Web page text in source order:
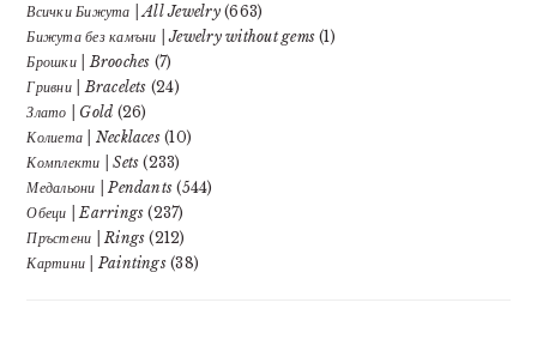
Всички Бижута | All Jewelry(663)
Бижута без камъни | Jewelry without gems (1)
Брошки | Brooches (7)
Гривни | Bracelets (24)
Злато | Gold (26)
Колиета | Necklaces(10)
Комплекти | Sets (233)
Медальони | Pendants (544)
Обеци | Earrings (237)
Пръстени | Rings (212)
Картини | Paintings(38)